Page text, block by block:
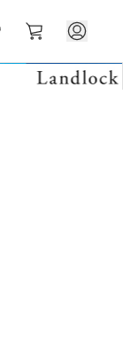
ー
ト